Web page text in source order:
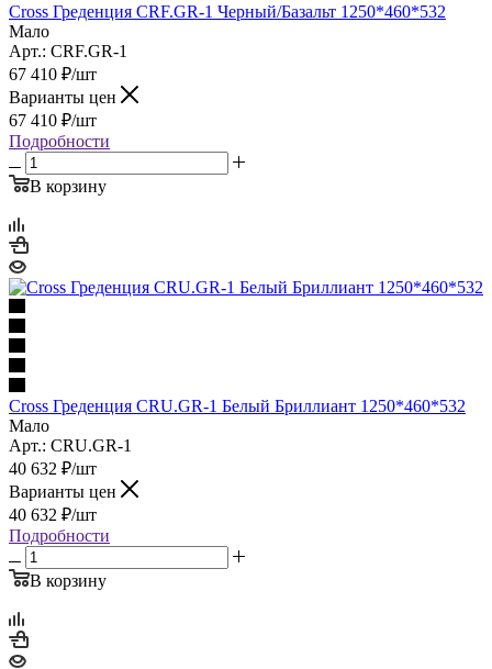
Cross Греденция CRF.GR-1 Черный/Базальт 1250*460*532
Мало
Арт.: CRF.GR-1
67 410 ₽/шт
Варианты цен
67 410 ₽/шт
Подробности
В корзину
Cross Греденция CRU.GR-1 Белый Бриллиант 1250*460*532
Мало
Арт.: CRU.GR-1
40 632 ₽/шт
Варианты цен
40 632 ₽/шт
Подробности
В корзину